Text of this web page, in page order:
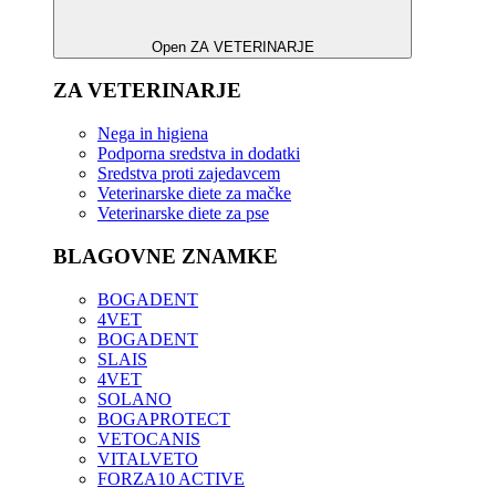
Open ZA VETERINARJE
ZA VETERINARJE
Nega in higiena
Podporna sredstva in dodatki
Sredstva proti zajedavcem
Veterinarske diete za mačke
Veterinarske diete za pse
BLAGOVNE ZNAMKE
BOGADENT
4VET
BOGADENT
SLAIS
4VET
SOLANO
BOGAPROTECT
VETOCANIS
VITALVETO
FORZA10 ACTIVE